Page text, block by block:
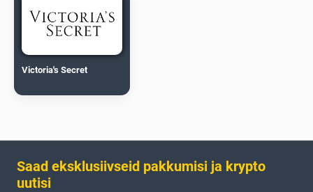
Victoria's Secret
Saad eksklusiivseid pakkumisi ja krypto
uutisi